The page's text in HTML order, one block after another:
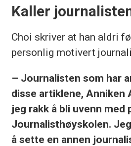
Kaller
Choi skriver at han aldri
personlig motivert
– Journalisten som har
disse artiklene, Anniken
jeg rakk å bli uvenn med
Journalisthøyskolen.
å sette en annen